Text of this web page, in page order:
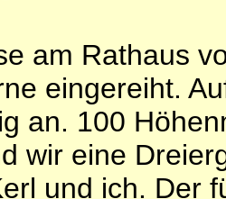
am Rathaus
eingereiht.
an. 100
wir eine
und ich. Der